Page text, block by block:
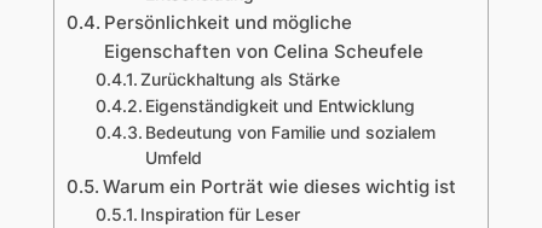
Persönlichkeit und mögliche
Eigenschaften von Celina Scheufele
Zurückhaltung als Stärke
Eigenständigkeit und Entwicklung
Bedeutung von Familie und sozialem
Umfeld
Warum ein Porträt wie dieses wichtig ist
Inspiration für Leser